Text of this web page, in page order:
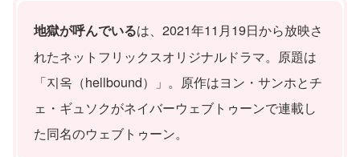
地獄が呼んでいるは、2021年11月19日から放映さ
れたネットフリックスオリジナルドラマ。原題は
「지옥（hellbound）」。原作はヨン・サンホとチ
ェ・ギュソクがネイバーウェブトゥーンで連載し
た同名のウェブトゥーン。